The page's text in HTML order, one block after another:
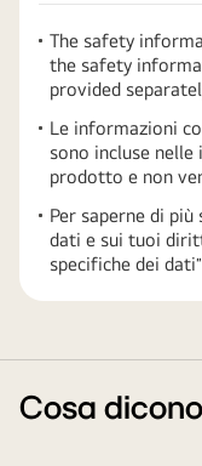
The safety
the safety
provided
Le informazioni
sono incluse
prodotto e non
Per saperne di
dati e sui tuoi
specifiche dei
Cosa